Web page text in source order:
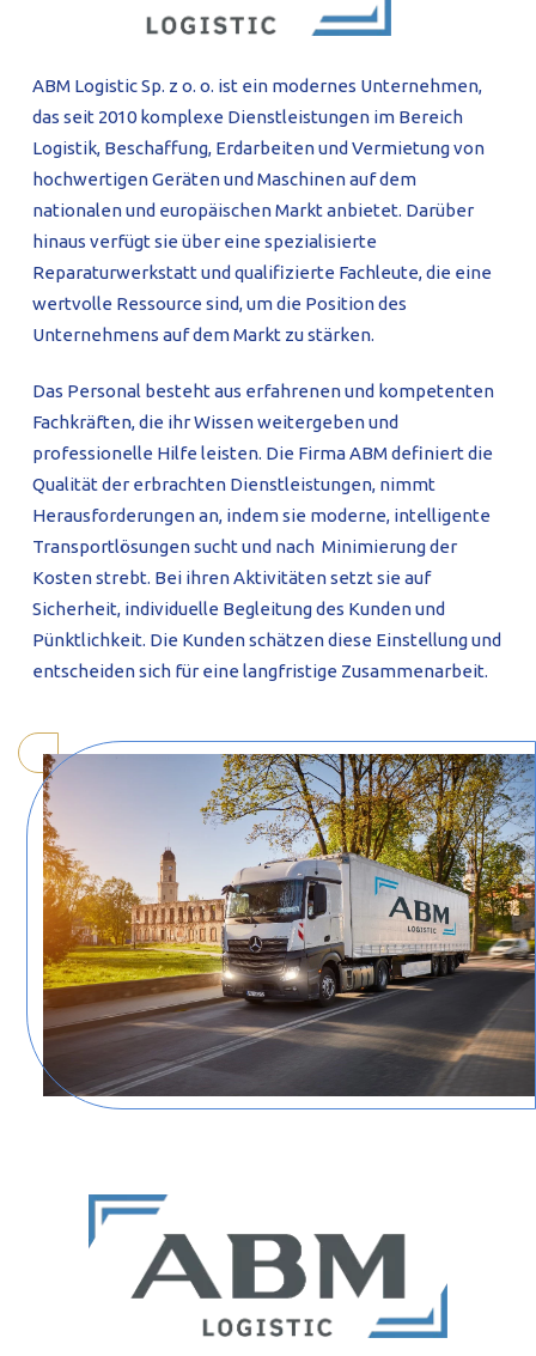
PROFILAR – kaltgeformte Profile
ABM Logistic Sp. z o. o. ist ein modernes Unternehmen,
das seit 2010 komplexe Dienstleistungen im Bereich
Logistik, Beschaffung, Erdarbeiten und Vermietung von
hochwertigen Geräten und Maschinen auf dem
nationalen und europäischen Markt anbietet. Darüber
hinaus verfügt sie über eine spezialisierte
Reparaturwerkstatt und qualifizierte Fachleute, die eine
wertvolle Ressource sind, um die Position des
Unternehmens auf dem Markt zu stärken.
Das Personal besteht aus erfahrenen und kompetenten
Fachkräften, die ihr Wissen weitergeben und
professionelle Hilfe leisten. Die Firma ABM definiert die
Qualität der erbrachten Dienstleistungen, nimmt
Herausforderungen an, indem sie moderne, intelligente
Transportlösungen sucht und nach Minimierung der
Kosten strebt. Bei ihren Aktivitäten setzt sie auf
Sicherheit, individuelle Begleitung des Kunden und
Pünktlichkeit. Die Kunden schätzen diese Einstellung und
entscheiden sich für eine langfristige Zusammenarbeit.